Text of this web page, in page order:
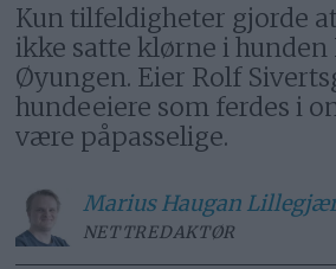
Kun tilfeldigheter gjorde
ikke satte klørne i hunden
Øyungen. Eier Rolf
hundeeiere som ferdes i
være påpasselige.
Marius Haugan
NETTREDAKTØR